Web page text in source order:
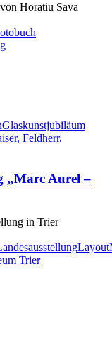
Horatiu Sava
Glaskunstjubiläum
„Marc Aurel –
in Trier
Layout
Trier